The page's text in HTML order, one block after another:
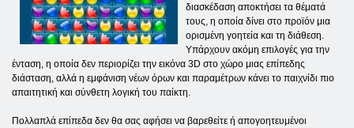
διασκέδαση αποκτήσει τα θέματά
τους, η οποία δίνει στο προϊόν μια
ορισμένη γοητεία και τη διάθεση.
Υπάρχουν ακόμη επιλογές για την
ένταση, η οποία δεν περιορίζει την εικόνα 3D στο χώρο μιας επίπεδης
διάσταση, αλλά η εμφάνιση νέων όρων και παραμέτρων κάνει το παιχνίδι πιο
απαιτητική και σύνθετη λογική του παίκτη.
Πολλαπλά επίπεδα δεν θα σας αφήσει να βαρεθείτε ή απογοητευμένοι